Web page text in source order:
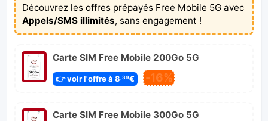
Découvrez les offres prépayés Free Mobile 5G avec
Appels/SMS illimités, sans engagement !
Carte SIM Free Mobile 200Go 5G
👉 voir l'offre à 8 ,39€ -16%
Carte SIM Free Mobile 300Go 5G